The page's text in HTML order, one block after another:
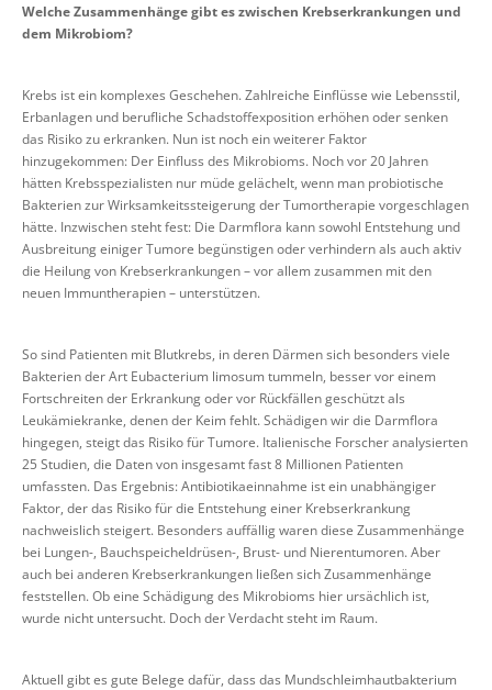
Welche Zusammenhänge gibt es zwischen Krebserkrankungen und
dem Mikrobiom?
Krebs ist ein komplexes Geschehen. Zahlreiche Einflüsse wie Lebensstil,
Erbanlagen und berufliche Schadstoffexposition erhöhen oder senken
das Risiko zu erkranken. Nun ist noch ein weiterer Faktor
hinzugekommen: Der Einfluss des Mikrobioms. Noch vor 20 Jahren
hätten Krebsspezialisten nur müde gelächelt, wenn man probiotische
Bakterien zur Wirksamkeitssteigerung der Tumortherapie vorgeschlagen
hätte. Inzwischen steht fest: Die Darmflora kann sowohl Entstehung und
Ausbreitung einiger Tumore begünstigen oder verhindern als auch aktiv
die Heilung von Krebserkrankungen – vor allem zusammen mit den
neuen Immuntherapien – unterstützen.
So sind Patienten mit Blutkrebs, in deren Därmen sich besonders viele
Bakterien der Art Eubacterium limosum tummeln, besser vor einem
Fortschreiten der Erkrankung oder vor Rückfällen geschützt als
Leukämiekranke, denen der Keim fehlt. Schädigen wir die Darmflora
hingegen, steigt das Risiko für Tumore. Italienische Forscher analysierten
25 Studien, die Daten von insgesamt fast 8 Millionen Patienten
umfassten. Das Ergebnis: Antibiotikaeinnahme ist ein unabhängiger
Faktor, der das Risiko für die Entstehung einer Krebserkrankung
nachweislich steigert. Besonders auffällig waren diese Zusammenhänge
bei Lungen-, Bauchspeicheldrüsen-, Brust- und Nierentumoren. Aber
auch bei anderen Krebserkrankungen ließen sich Zusammenhänge
feststellen. Ob eine Schädigung des Mikrobioms hier ursächlich ist,
wurde nicht untersucht. Doch der Verdacht steht im Raum.
Aktuell gibt es gute Belege dafür, dass das Mundschleimhautbakterium